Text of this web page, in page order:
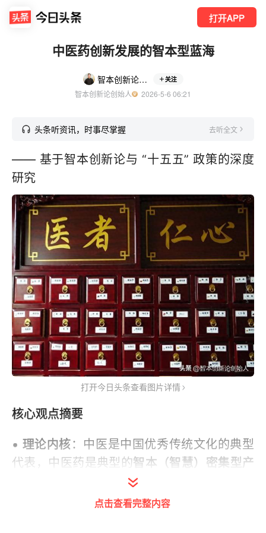
打开APP
中医药创新发展的智本型蓝海
智本创新论创始人 关注
智本创新论创始人
  2026-5-6 06:21
头条听资讯，时事尽掌握 去听全文
—— 基于智本创新论与 “十五五” 政策的深度
研究
打开今日头条查看图片详情
核心观点摘要
• 理论内核：中医是中国优秀传统文化的典型
代表，中医药是典型的智本（智慧）密集型产
，其核心价值不仅是道地药材资源（物质资
本），而是 “千年医理方书、临床经验、文化
点击查看完整内容